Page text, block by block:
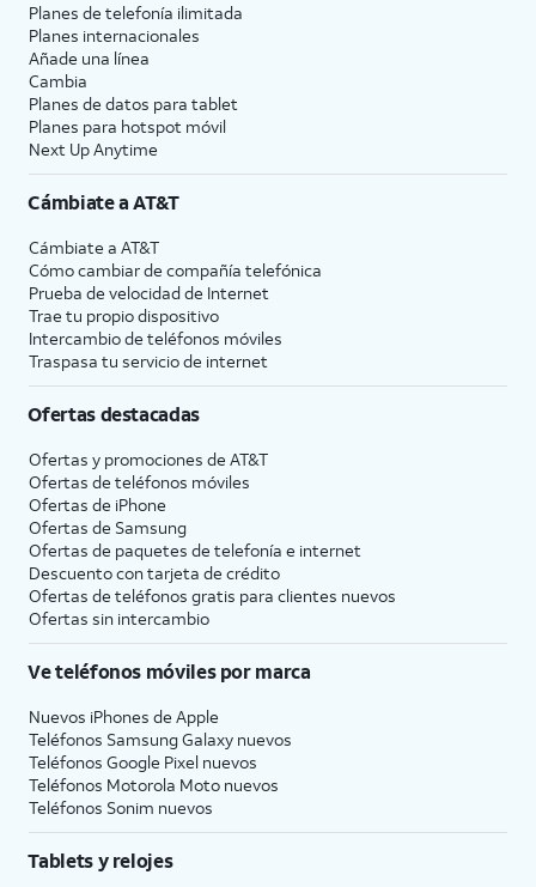
Planes de telefonía ilimitada
Planes internacionales
Añade una línea
Cambia
Planes de datos para tablet
Planes para hotspot móvil
Next Up Anytime
Cámbiate aAT&T
Cámbiate a AT&T
Cómo cambiar de compañía telefónica
Prueba de velocidad de Internet
Trae tu propio dispositivo
Intercambio de teléfonos móviles
Traspasa tu servicio de internet
Ofertas destacadas
Ofertas y promociones de AT&T
Ofertas de teléfonos móviles
Ofertas de iPhone
Ofertas de Samsung
Ofertas de paquetes de telefonía e internet
Descuento con tarjeta de crédito
Ofertas de teléfonos gratis para clientes nuevos
Ofertas sin intercambio
Ve teléfonos móviles por marca
Nuevos iPhones de Apple
Teléfonos Samsung Galaxy nuevos
Teléfonos Google Pixel nuevos
Teléfonos Motorola Moto nuevos
Teléfonos Sonim nuevos
Tablets y relojes